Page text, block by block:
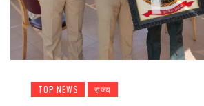
TOP NEWS राज्य